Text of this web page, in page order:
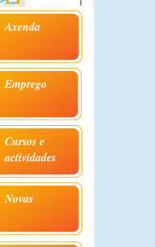
Axenda
Emprego
Cursos e
actividades
Novas